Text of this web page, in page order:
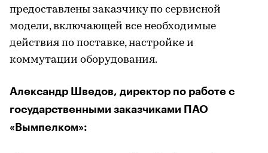
предоставлены заказчику по сервисной
модели, включающей все необходимые
действия по поставке, настройке и
коммутации оборудования.
Александр Шведов, директор по работе с
государственными заказчиками ПАО
«Вымпелком»: